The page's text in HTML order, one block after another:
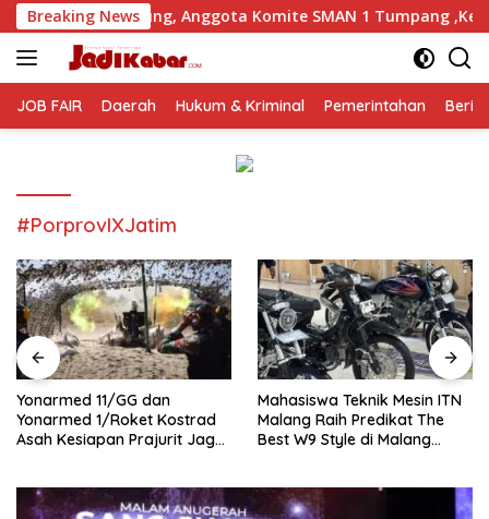
Langsung
ke
konten
Breaking News
Komite SMAN 1 Tumpang ,Ketua DPD IWOI Buka
JOB FAIR Daerah Hukum & Kriminal Pemerintahan
#PorprovIXJatim
Yonarmed 11/GG dan
Yonarmed 1/Roket Kostrad
Asah Kesiapan Prajurit Jaga
Mahasiswa Teknik Mesin ITN
Malang Raih Predikat The
Best W9 Style di Malang